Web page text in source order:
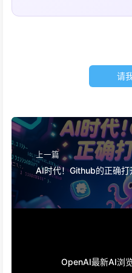
请
上一篇
AI时代！Github的正确打
OpenAI最新AI浏